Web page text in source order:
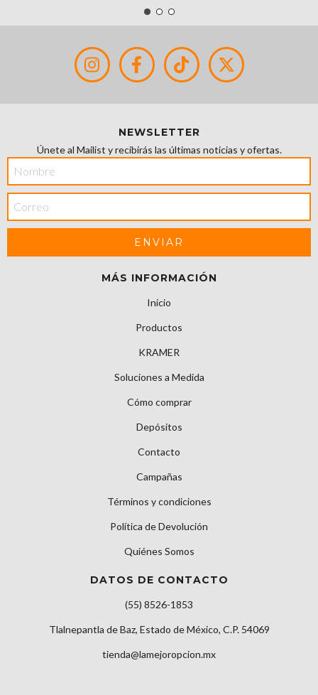
NEWSLETTER
Únete al Mailist y recibirás las últimas noticias y ofertas.
MÁS INFORMACIÓN
Inicio
Productos
KRAMER
Soluciones a Medida
Cómo comprar
Depósitos
Contacto
Campañas
Términos y condiciones
Política de Devolución
Quiénes Somos
DATOS DE CONTACTO
(55) 8526-1853
Tlalnepantla de Baz, Estado de México, C.P. 54069
tienda@lamejoropcion.mx